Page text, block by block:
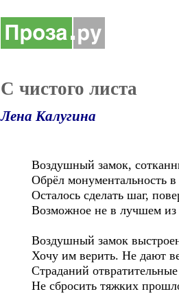
С чистого листа
Лена Калугина
Воздушный замок,
Обрёл монументальность в
Осталось сделать шаг,
Возможное не в лучшем из
Воздушный замок
Хочу им верить. Не дают
Страданий
Не сбросить тяжких